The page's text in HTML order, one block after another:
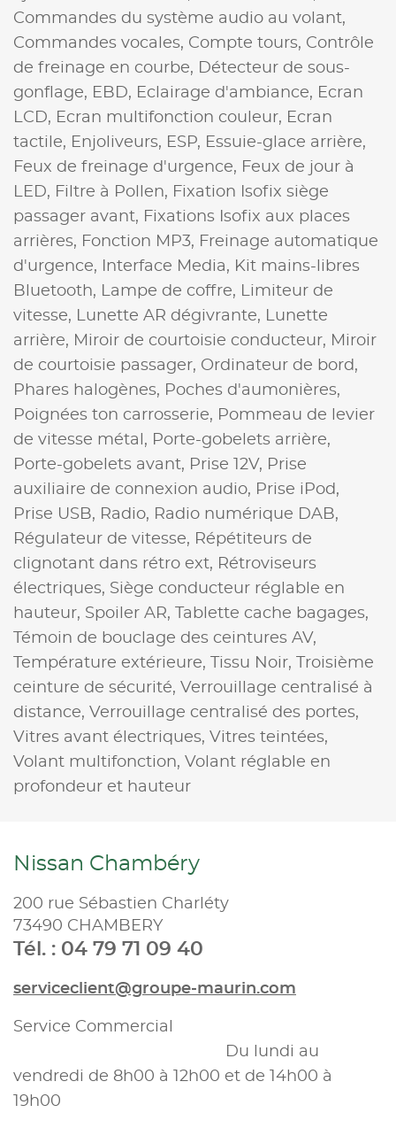
Commandes du système audio au volant,
Commandes vocales, Compte tours, Contrôle
de freinage en courbe,
Détecteur de sous-
gonflage, EBD, Eclairage d'ambiance, Ecran
LCD, Ecran multifonction couleur, Ecran
tactile, Enjoliveurs, ESP, Essuie-glace arrière,
Feux de freinage d'urgence, Feux de jour à
LED, Filtre à Pollen, Fixation Isofix siège
passager avant, Fixations Isofix aux places
arrières, Fonction MP3, Freinage automatique
d'urgence,
Interface Media, Kit mains-libres
Bluetooth,
Lampe de coffre,
Limiteur de
vitesse,
Lunette AR dégivrante,
Lunette
arrière, Miroir de courtoisie conducteur, Miroir
de courtoisie passager, Ordinateur de bord,
Phares halogènes, Poches d'aumonières,
Poignées ton carrosserie, Pommeau de levier
de vitesse métal, Porte-gobelets arrière,
Porte-gobelets avant, Prise 12V, Prise
auxiliaire de connexion audio, Prise iPod,
Prise USB, Radio, Radio numérique DAB,
Régulateur de vitesse, Répétiteurs de
clignotant dans rétro ext, Rétroviseurs
électriques, Siège conducteur réglable en
hauteur, Spoiler AR,
Tablette cache bagages,
Témoin de bouclage des ceintures AV,
Température extérieure,
Tissu Noir,
Troisième
ceinture de sécurité, Verrouillage centralisé à
distance, Verrouillage centralisé des portes,
Vitres avant électriques, Vitres teintées,
Volant multifonction, Volant réglable en
profondeur et hauteur
Nissan Chambéry
200 rue Sébastien Charléty
73490 CHAMBERY
Tél. : 04 79 71 09 40
serviceclient@groupe-maurin.com
Service Commercial
Du lundi au
vendredi de 8h00 à 12h00 et de 14h00 à
19h00